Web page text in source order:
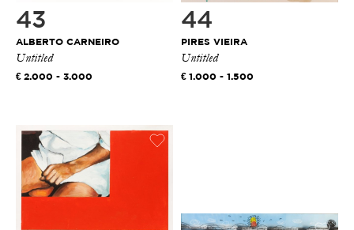
43
ALBERTO CARNEIRO
Untitled
2.000 - 3.000
44
PIRES VIEIRA
Untitled
1.000 - 1.500